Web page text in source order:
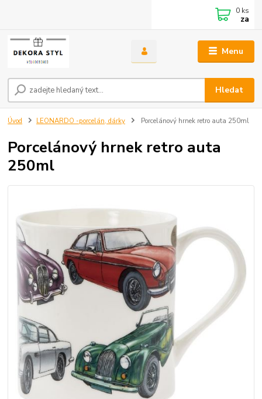
Menu
Hledat
0 ks
za
Úvod LEONARDO -porcelán, dárky Porcelánový hrnek retro auta 250ml
Porcelánový hrnek retro auta
250ml